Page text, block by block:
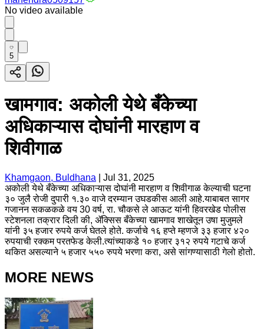
No video available
5
खामगाव: अकोली येथे बँकेच्या
अधिकाऱ्यास दोघांनी मारहाण व
शिवीगाळ
Khamgaon, Buldhana
Jul 31, 2025
अकोली येथे बँकेच्या अधिकाऱ्यास दोघांनी मारहाण व शिवीगाळ केल्याची घटना
३० जुलै रोजी दुपारी १.३० वाजे दरम्यान उघडकीस आली आहे.याबाबत सागर
गजानन सकळकळे वय 30 वर्ष, रा. चौकसे ले आऊट यांनी हिवरखेड पोलीस
स्टेशनला तक्रार दिली की, ॲक्सिस बँकेच्या खामगाव शाखेतून उषा मुजुमले
यांनी ३५ हजार रुपये कर्ज घेतले होते. कर्जाचे १६ हप्ते म्हणजे ३३ हजार ४२०
रुपयाची रक्कम परतफेड केली.त्यांच्याकडे १० हजार ३१२ रुपये गटाचे कर्ज
थकित असल्याने ५ हजार ५५० रुपये भरणा करा, असे सांगण्यासाठी गेलो होतो.
MORE NEWS